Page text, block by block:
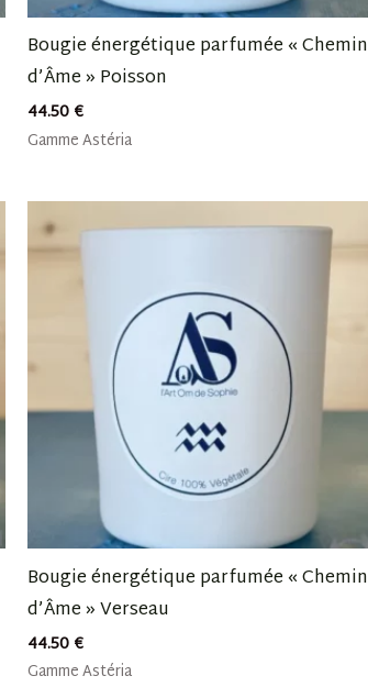
Bougie énergétique parfumée « Chemin
d’Âme » Poisson
44.50€
Gamme Astéria
Bougie énergétique parfumée « Chemin
d’Âme » Verseau
44.50€
Gamme Astéria